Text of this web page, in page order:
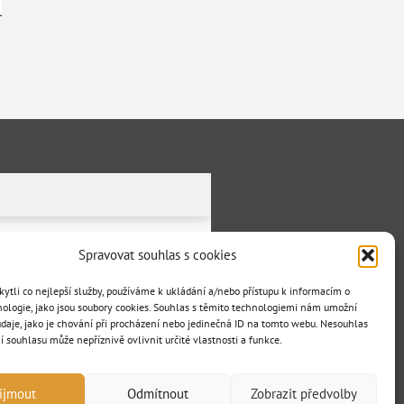
Spravovat souhlas s cookies
co nejlepší služby, používáme k ukládání a/nebo přístupu k informacím o
jako jsou soubory cookies. Souhlas s těmito technologiemi nám umožní
jako je chování při procházení nebo jedinečná ID na tomto webu. Nesouhlas
souhlasu může nepříznivě ovlivnit určité vlastnosti a funkce.
Odmítnout Zobrazit předvolby